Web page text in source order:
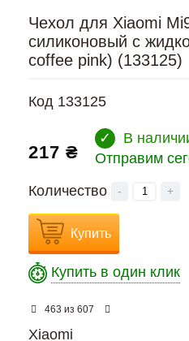
Чехол для Xiaomi
силиконовый с
coffee pink) (133125)
Код 133125
217 ₴
✓
В
Отправим
Количество
- +
Купить
Купить в один клик
463 из 607
Xiaomi